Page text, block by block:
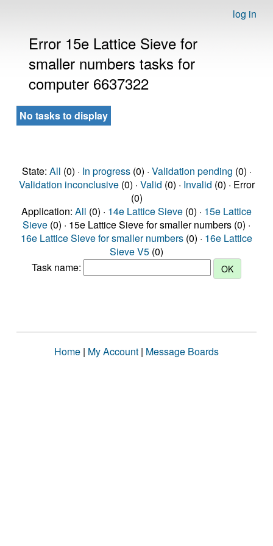
log in
Error 15e Lattice Sieve for
smaller numbers tasks for
computer 6637322
No tasks to display
State: All (0) · In progress(0) · Validation pending (0) ·
Validation inconclusive(0) · Valid (0) · Invalid (0) · Error
(0)
Application: All (0) · 14e Lattice Sieve (0) · 15e Lattice
Sieve (0) · 15e Lattice Sieve for smaller numbers (0) ·
16e Lattice Sieve for smaller numbers (0) · 16e Lattice
Sieve V5 (0)
Task name:
Home | My Account | Message Boards